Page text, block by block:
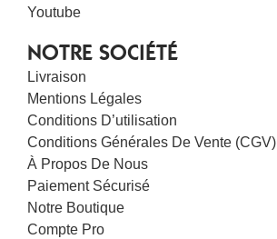
Youtube
NOTRE SOCIÉTÉ
Livraison
Mentions Légales
Conditions D’utilisation
Conditions Générales De Vente (CGV)
À Propos De Nous
Paiement Sécurisé
Notre Boutique
Compte Pro